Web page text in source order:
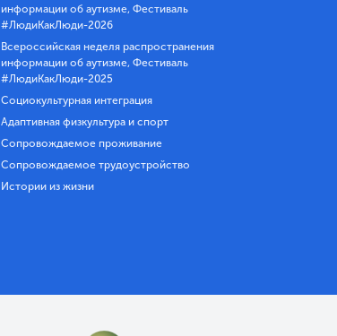
информации об аутизме, Фестиваль
#ЛюдиКакЛюди-2026
Всероссийская неделя распространения
информации об аутизме, Фестиваль
#ЛюдиКакЛюди-2025
Социокультурная интеграция
Адаптивная физкультура и спорт
Сопровождаемое проживание
Сопровождаемое трудоустройство
Истории из жизни